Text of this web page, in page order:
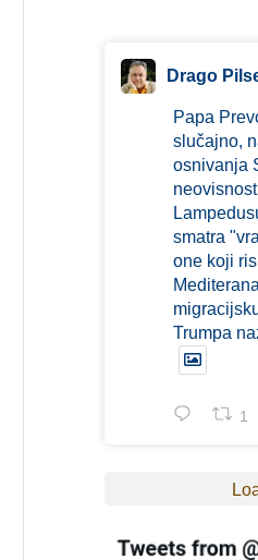
Drago
Papa
slučajno,
osnivanja
smatra
one koji
Trumpa
1